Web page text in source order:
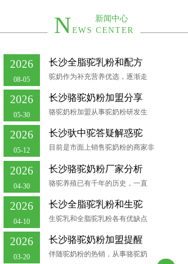
新闻中心
N EWS CENTER
2026
08-05
长沙全脂驼乳粉和配方
驼奶作为补充营养优选，逐渐走
2026
05-30
长沙骆驼奶粉加盟分享
骆驼奶粉加盟从事驼奶粉研发生
2026
05-12
长沙驮中驼答疑解惑驼
目前是市面上销售驼奶粉的商家非
2026
04-30
长沙骆驼奶粉厂家分析
骆驼养殖已有千年的历史，一直
2026
04-10
长沙全脂驼乳粉和生驼
生驼乳和全脂驼乳粉各有优缺点
2026
03-20
长沙骆驼奶粉加盟提醒
伴随驼奶粉的热销，从事骆驼奶